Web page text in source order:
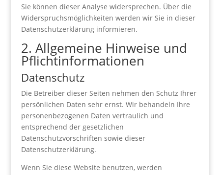
Sie können dieser Analyse widersprechen. Über die
Widerspruchsmöglichkeiten werden wir Sie in dieser
Datenschutzerklärung informieren.
2. Allgemeine Hinweise und
Pflichtinformationen
Datenschutz
Die Betreiber dieser Seiten nehmen den Schutz Ihrer
persönlichen Daten sehr ernst. Wir behandeln Ihre
personenbezogenen Daten vertraulich und
entsprechend der gesetzlichen
Datenschutzvorschriften sowie dieser
Datenschutzerklärung.
Wenn Sie diese Website benutzen, werden